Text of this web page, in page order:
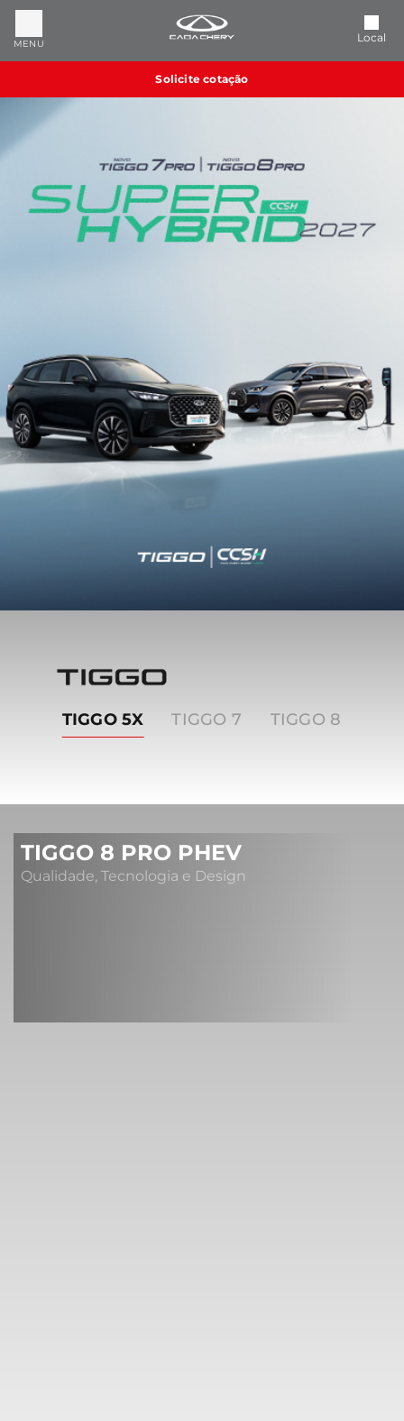
MENU Local
Solicite cotação
Tiggo
TIGGO 5X TIGGO 7 TIGGO 8
TIGGO 8 PRO PHEV
Qualidade, Tecnologia e Design